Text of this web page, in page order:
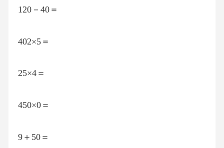
120－40＝
402×5＝
25×4＝
450×0＝
9＋50＝